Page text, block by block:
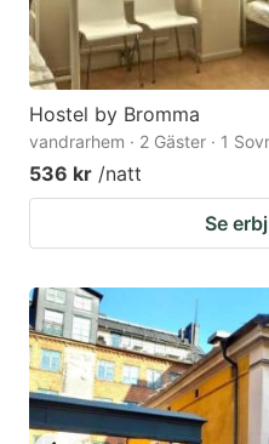
Hostel by Bromma
vandrarhem · 2 Gäster · 1
536 kr /natt
Se